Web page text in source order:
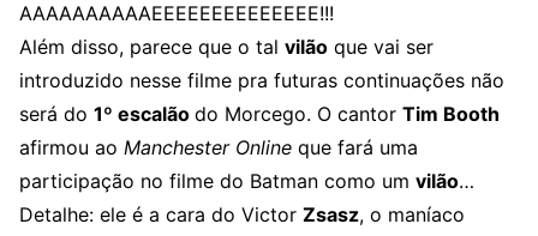
AAAAAAAAAAEEEEEEEEEEEEEE!!!
Além disso, parece que o tal vilão que vai ser
introduzido nesse filme pra futuras continuações não
será do 1º escalão do Morcego. O cantor Tim Booth
afirmou ao Manchester Online que fará uma
participação no filme do Batman como um vilão…
Detalhe: ele é a cara do Victor Zsasz, o maníaco